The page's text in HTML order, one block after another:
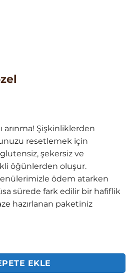
arınma! Şişkinliklerden
resetlemek için
şekersiz ve
öğünlerden oluşur.
ödem atarken
sürede fark edilir bir hafiflik
hazırlanan paketiniz
EKLE